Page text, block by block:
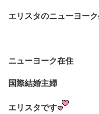
エリスタのニューヨー
ニューヨーク在住
国際結婚主婦
エリスタです